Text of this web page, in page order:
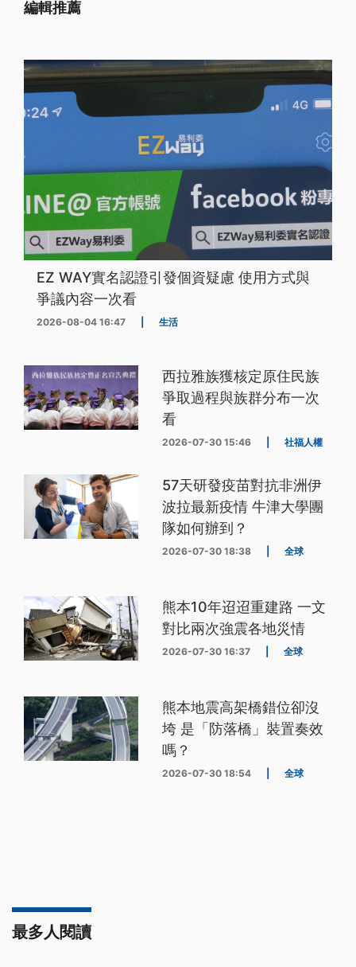
編輯推薦
EZ WAY實名認證引發個資疑慮 使用方式與
爭議內容一次看
2026-08-04 16:47 生活
西拉雅族獲核定原住民族
爭取過程與族群分布一次
看
2026-07-30 15:46 社福人權
57天研發疫苗對抗非洲伊
波拉最新疫情 牛津大學團
隊如何辦到？
2026-07-30 18:38 全球
熊本10年迢迢重建路 一文
對比兩次強震各地災情
2026-07-30 16:37 全球
熊本地震高架橋錯位卻沒
垮 是「防落橋」裝置奏效
嗎？
2026-07-30 18:54 全球
最多人閱讀